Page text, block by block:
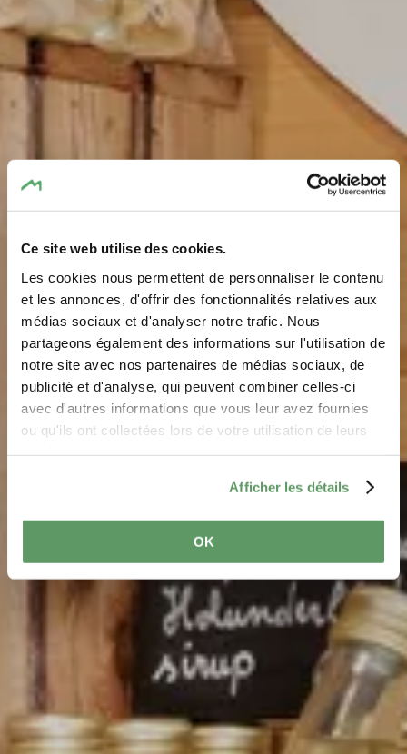
Ce site web utilise des cookies.
Les cookies nous permettent de personnaliser le contenu
et les annonces, d'offrir des fonctionnalités relatives aux
médias sociaux et d'analyser notre trafic. Nous
partageons également des informations sur l'utilisation de
notre site avec nos partenaires de médias sociaux, de
publicité et d'analyse, qui peuvent combiner celles-ci
avec d'autres informations que vous leur avez fournies
ou qu'ils ont collectées lors de votre utilisation de leurs
Afficher les détails
OK
Regiomat Haff Trifolie
Where? 69, Rue Principale, 7420 Cruchten